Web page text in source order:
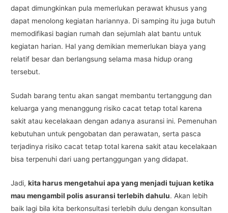
dapat dimungkinkan pula memerlukan perawat khusus yang
dapat menolong kegiatan hariannya. Di samping itu juga butuh
memodifikasi bagian rumah dan sejumlah alat bantu untuk
kegiatan harian. Hal yang demikian memerlukan biaya yang
relatif besar dan berlangsung selama masa hidup orang
tersebut.
Sudah barang tentu akan sangat membantu tertanggung dan
keluarga yang menanggung risiko cacat tetap total karena
sakit atau kecelakaan dengan adanya asuransi ini. Pemenuhan
kebutuhan untuk pengobatan dan perawatan, serta pasca
terjadinya risiko cacat tetap total karena sakit atau kecelakaan
bisa terpenuhi dari uang pertanggungan yang didapat.
Jadi,kita harus mengetahui apa yang menjadi tujuan ketika
mau mengambil polis asuransi terlebih dahulu. Akan lebih
baik lagi bila kita berkonsultasi terlebih dulu dengan konsultan